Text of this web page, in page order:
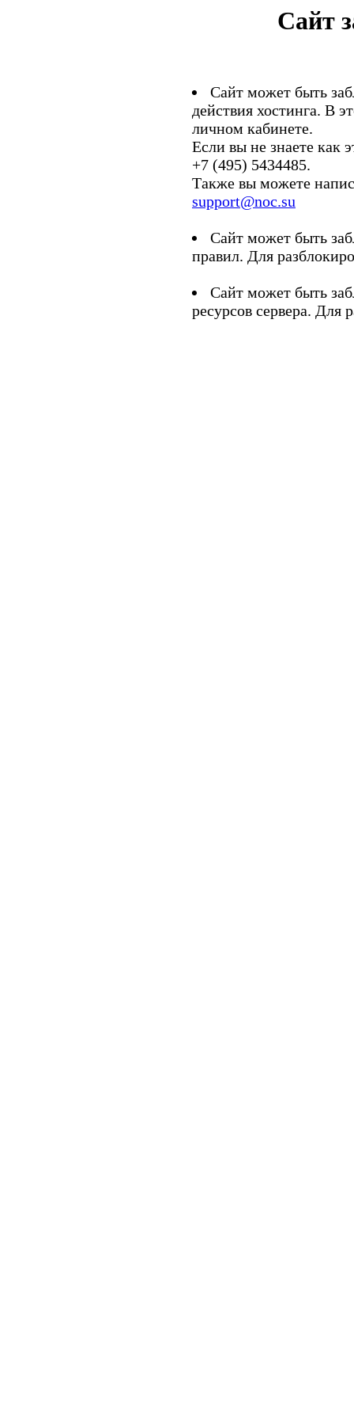
Сайт
Сайт может быть
действия хостинга. В
личном кабинете.
Если вы не знаете как
+7 (495) 5434485.
Также вы можете
support@noc.su
Сайт может быть
правил. Для
Сайт может быть
ресурсов сервера. Для